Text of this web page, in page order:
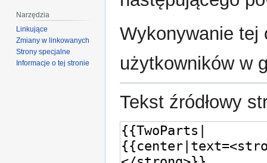
Wykonywanie tej
użytkowników w
Tekst źródłowy
Narzędzia
Linkujące
Zmiany w linkowanych
Strony specjalne
Informacje o tej stronie